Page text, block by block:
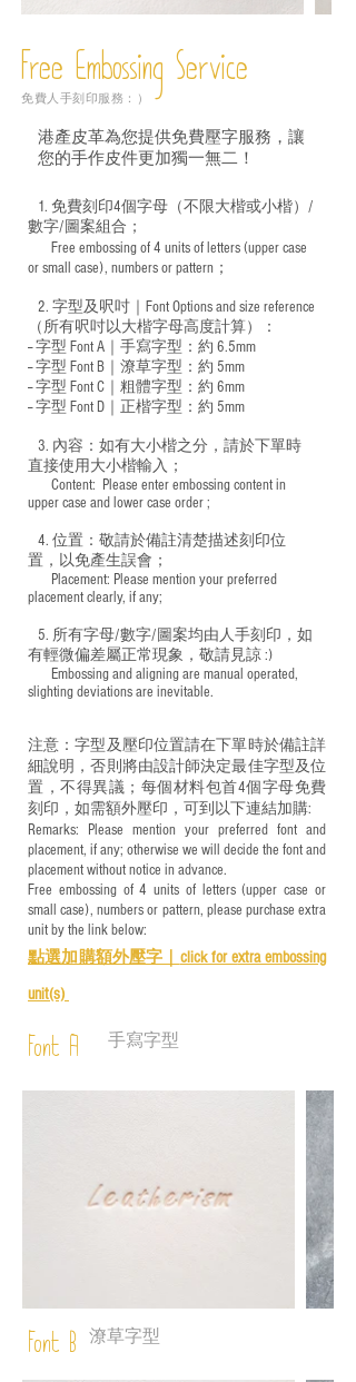
Free Embossing Service
免費人手刻印服務：）
港產皮革為您提供免費壓字服務，讓
您的手作皮件更加獨一無二！
1. 免費刻印4個字母（不限大楷或小楷）/
數字/圖案組合；
Free embossing of 4 units of letters (upper case
or small case), numbers or pattern；
2. 字型及呎吋｜ Font Options and size reference
（所有呎吋以大楷字母高度計算）：
-- 字型 Font A｜手寫字型：約 6.5mm
-- 字型 Font B｜潦草字型： 約 5mm
-- 字型 Font C｜粗體字型：約 6mm
-- 字型 Font D｜正楷字型： 約 5mm
3. 內容：如有大小楷之分，請於下單時
直接使用大小楷輸入；
​ Content: Please enter embossing content in
upper case and lower case order ;
4. 位置：敬請於備註清楚描述刻印位
置，以免產生誤會；
​ Placement: Please mention your preferred
placement clearly, if any;
5. 所有字母/數字/圖案均由人手刻印，如
有輕微偏差屬正常現象，敬請見諒 :)
​ Embossing and aligning are manual operated,
slighting deviations are inevitable.
注意：字型及壓印位置請在下單時於備註詳
細說明，否則將由設計師決定最佳字型及位
置，不得異議；每個材料包首4個字母免費
刻印，如需額外壓印，可到以下連結加購:
Remarks: Please mention your preferred font and
placement, if any; otherwise we will decide the font and
placement without notice in advance.
Free embossing of 4 units of letters (upper case or
small case), numbers or pattern, please purchase extra
unit by the link below:
點選加購額外壓字｜ click for extra embossing
unit(s)
Font A 手寫字型
Font B 潦草字型